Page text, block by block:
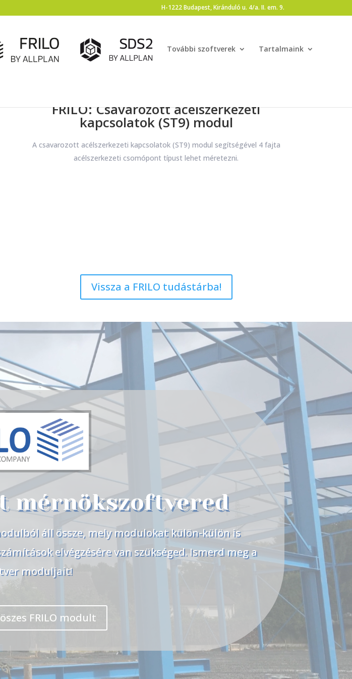
H-1222 Budapest, Kiránduló u. 4/a. II. em. 9.
További szoftverek Tartalmaink
FRILO: Csavarozott acélszerkezeti
kapcsolatok (ST9) modul
A csavarozott acélszerkezeti kapcsolatok (ST9) modul segítségével 4 fajta
acélszerkezeti csomópont típust lehet méretezni.
Vissza a FRILO tudástárba!
mérnökszoftvered
áll össze, mely modulokat külön-külön is
elvégzésére van szükséged. Ismerd meg a
moduljait!
FRILO modult